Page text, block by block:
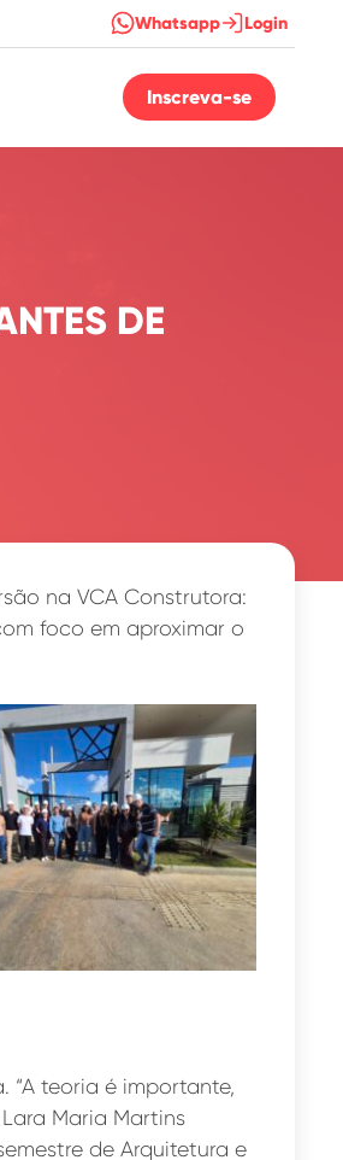
Whatsapp Login
Inscreva-se
DE
na VCA Construtora:
foco em aproximar o
teoria é importante,
Maria Martins
de Arquitetura e